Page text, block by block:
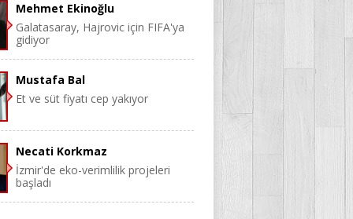
Mehmet Ekinoğlu
Galatasaray, Hajrovic için FIFA'ya
gidiyor
Mustafa Bal
Et ve süt fiyatı cep yakıyor
Necati Korkmaz
İzmir'de eko-verimlilik projeleri
başladı